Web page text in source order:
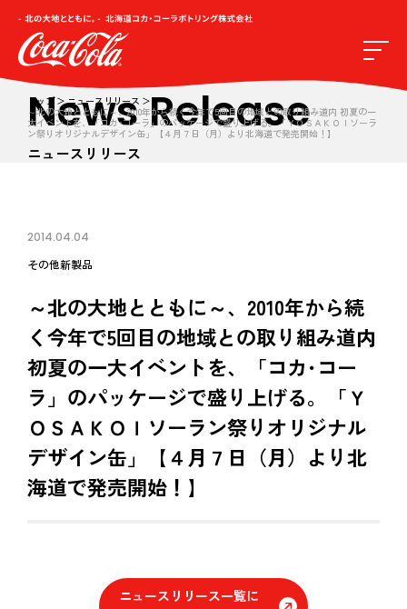
トップ
ニュースリリース
～北の大地とともに～、2010年から続く今年で5回目の地域との取り組み道内 初夏の一
大イベントを、「コカ･コーラ」のパッケージで盛り上げる。「ＹＯＳＡＫＯＩソーラ
ン祭りオリジナルデザイン缶」【４月７日（月）より北海道で発売開始！】
News Release
ニュースリリース
2014.04.04
その他新製品
～北の大地とともに～、2010年から続
く今年で5回目の地域との取り組み道内
初夏の一大イベントを、「コカ･コー
ラ」のパッケージで盛り上げる。「Ｙ
ＯＳＡＫＯＩソーラン祭りオリジナル
デザイン缶」【４月７日（月）より北
海道で発売開始！】
ニュースリリース一覧に